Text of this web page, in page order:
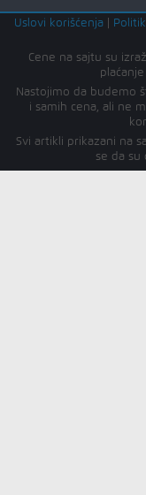
Uslovi korišćenja|
Cene na sajtu su
Nastojimo da budemo
i samih cena, ali ne
Svi artikli prikazani na
se da su